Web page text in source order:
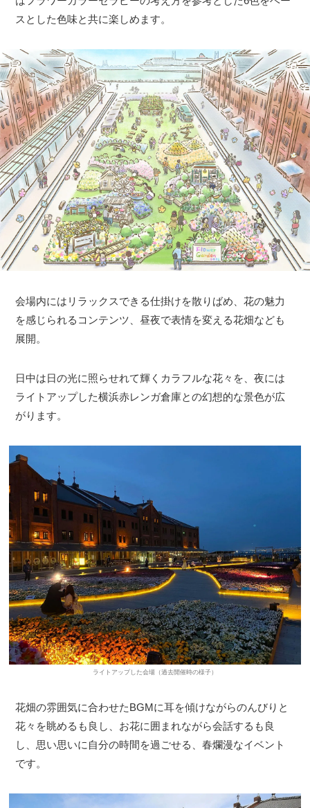
スとした色味と共に楽しめます。
会場内にはリラックスできる仕掛けを散りばめ、花の魅力
を感じられるコンテンツ、昼夜で表情を変える花畑なども
展開。
日中は日の光に照らせれて輝くカラフルな花々を、夜には
ライトアップした横浜赤レンガ倉庫との幻想的な景色が広
がります。
ライトアップした会場（過去開催時の様子）
花畑の雰囲気に合わせたBGMに耳を傾けながらのんびりと
花々を眺めるも良し、お花に囲まれながら会話するも良
し、思い思いに自分の時間を過ごせる、春爛漫なイベント
です。